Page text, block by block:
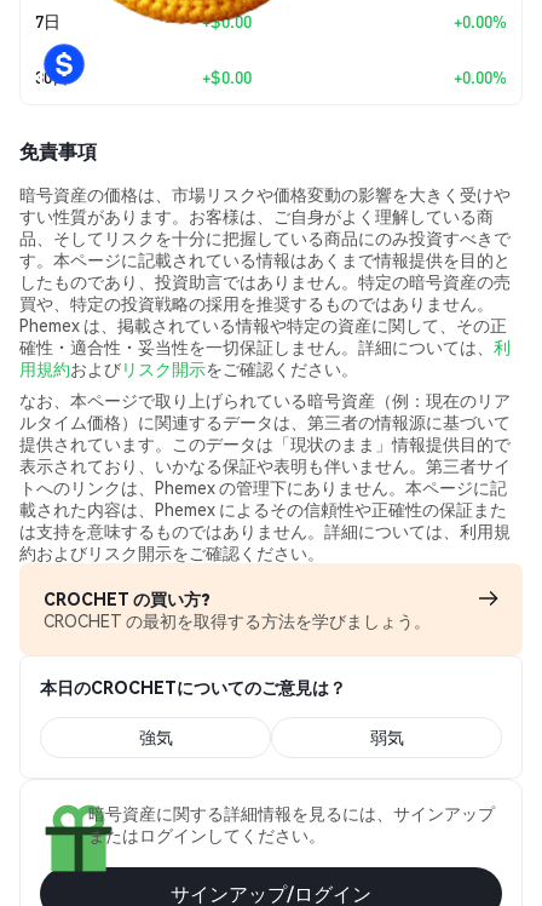
7日 +$0.00 +0.00%
30日 +$0.00 +0.00%
免責事項
暗号資産の価格は、市場リスクや価格変動の影響を大きく受けや
すい性質があります。お客様は、ご自身がよく理解している商
品、そしてリスクを十分に把握している商品にのみ投資すべきで
す。本ページに記載されている情報はあくまで情報提供を目的と
したものであり、投資助言ではありません。特定の暗号資産の売
買や、特定の投資戦略の採用を推奨するものではありません。
Phemex は、掲載されている情報や特定の資産に関して、その正
確性・適合性・妥当性を一切保証しません。詳細については、 利
用規約およびリスク開示をご確認ください。
なお、本ページで取り上げられている暗号資産（例：現在のリア
ルタイム価格）に関連するデータは、第三者の情報源に基づいて
提供されています。このデータは「現状のまま」情報提供目的で
表示されており、いかなる保証や表明も伴いません。第三者サイ
トへのリンクは、Phemex の管理下にありません。本ページに記
載された内容は、Phemex によるその信頼性や正確性の保証また
は支持を意味するものではありません。詳細については、利用規
約およびリスク開示をご確認ください。
CROCHET の買い方?
CROCHET の最初を取得する方法を学びましょう。
本日のCROCHETについてのご意見は？
強気 弱気
暗号資産に関する詳細情報を見るには、サインアップ
またはログインしてください。
サインアップ/ログイン